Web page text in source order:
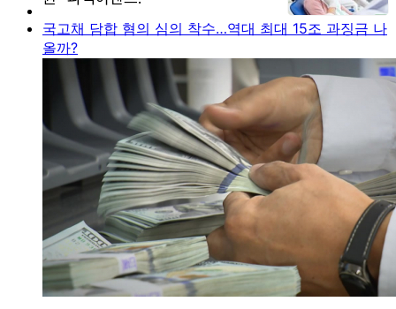
국고채 담합 혐의 심의 착수…역대 최대 15조 과징금 나
올까?